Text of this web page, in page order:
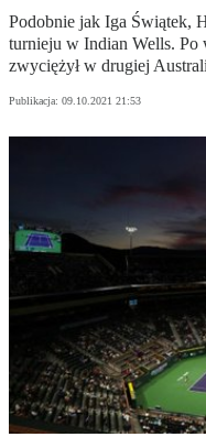
Podobnie jak Iga Świątek,
turnieju w Indian Wells. Po
zwyciężył w drugiej
Publikacja: 09.10.2021 21:53